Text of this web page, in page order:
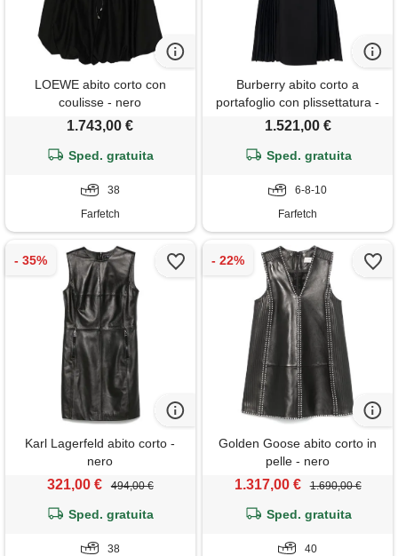
LOEWE abito corto con
coulisse - nero
1.743,00 €
Sped. gratuita
38
Farfetch
Burberry abito corto a
portafoglio con plissettatura -
nero
1.521,00 €
Sped. gratuita
6-8-10
Farfetch
Karl Lagerfeld abito corto -
nero
321,00 € 494,00 €
Sped. gratuita
38
Golden Goose abito corto in
pelle - nero
1.317,00 € 1.690,00 €
Sped. gratuita
40